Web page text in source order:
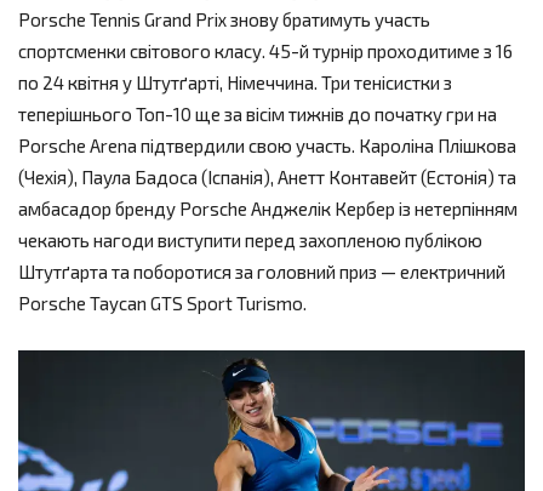
Porsche Tennis Grand Prix знову братимуть участь
спортсменки світового класу. 45-й турнір проходитиме з 16
по 24 квітня у Штутґарті, Німеччина. Три тенісистки з
теперішнього Топ-10 ще за вісім тижнів до початку гри на
Porsche Arena підтвердили свою участь. Кароліна Плішкова
(Чехія), Паула Бадоса (Іспанія), Анетт Контавейт (Естонія) та
амбасадор бренду Porsche Анджелік Кербер із нетерпінням
чекають нагоди виступити перед захопленою публікою
Штутґарта та поборотися за головний приз — електричний
Porsche Taycan GTS Sport Turismo.